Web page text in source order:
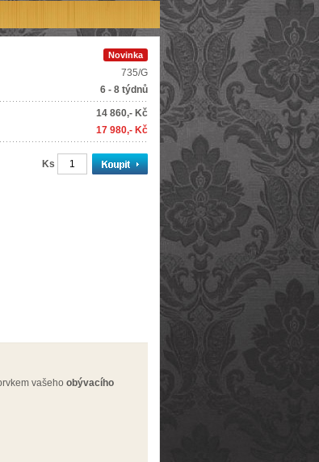
Novinka
735/G
6 - 8 týdnů
14 860,- Kč
17 980,- Kč
Ks
vašeho obývacího